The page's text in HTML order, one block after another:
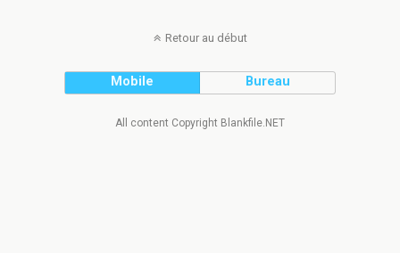
Retour au début
Mobile Bureau
All content Copyright Blankfile.NET